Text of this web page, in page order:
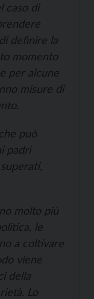
caso di
definire la
momento
per alcune
misure di
può
padri
molto più
le
a coltivare
viene
della
Lo